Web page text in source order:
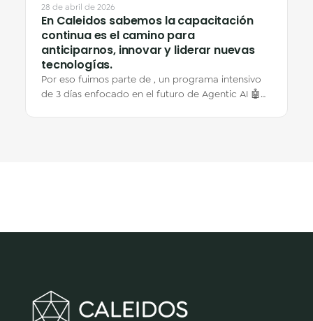
28 de abril de 2026
En Caleidos sabemos la capacitación
continua es el camino para
anticiparnos, innovar y liderar nuevas
tecnologías.
Por eso fuimos parte de , un programa intensivo
de 3 días enfocado en el futuro de Agentic AI 🤖☁️